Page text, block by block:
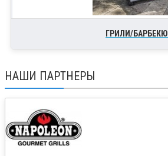
ГРИЛИ/БАРБЕКЮ
НАШИ ПАРТНЕРЫ